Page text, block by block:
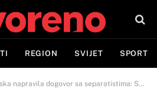
REGION SVIJET SPORT
dogovor sa separatistima: Svijet će dobiti novu državu, ali neće biti nezavisna